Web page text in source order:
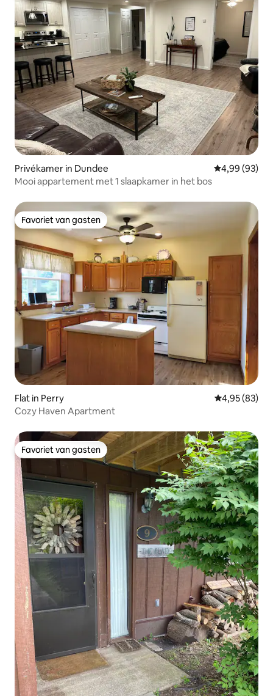
Privékamer in Dundee Gemiddelde
4,99 (93)
Mooi appartement met 1 slaapkamer in het bos
Favoriet van gasten
Favoriet van gasten
Flat in Perry Gemiddelde
4,95 (83)
Cozy Haven Apartment
Favoriet van gasten
Favoriet van gasten